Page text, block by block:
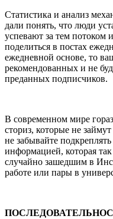
Статистика и анализ
дали понять, что люди
успевают за тем потоком
поделиться в постах
ежедневной основе, то
рекомендованных и не
преданных подписчиков.
В современном мире
сториз, которые не
не забывайте
информацией, которая
случайно зашедшим в
работе или пары в